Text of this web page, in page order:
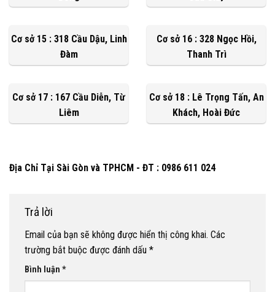
Cơ sở 15 : 318 Cầu Dậu, Linh
Đàm
Cơ sở 16 : 328 Ngọc Hồi,
Thanh Trì
Cơ sở 17 : 167 Cầu Diễn, Từ
Liêm
Cơ sở 18 : Lê Trọng Tấn, An
Khách, Hoài Đức
Địa Chỉ Tại Sài Gòn và TPHCM - ĐT : 0986 611 024
Trả lời
Email của bạn sẽ không được hiển thị công khai. Các
trường bắt buộc được đánh dấu *
Bình luận *